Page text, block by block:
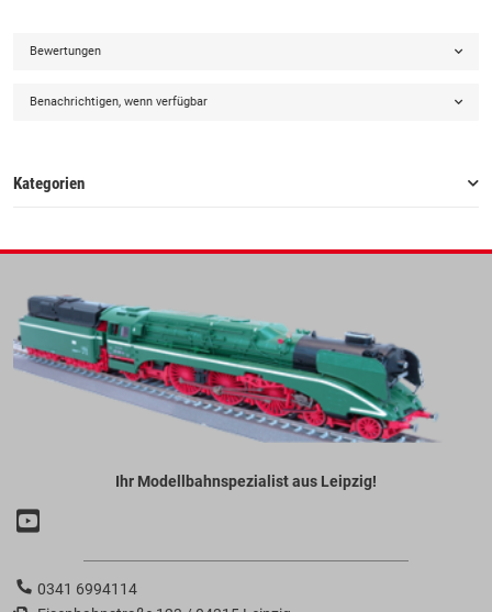
Bewertungen
Benachrichtigen, wenn verfügbar
Kategorien
Ihr Modellbahnspezialist aus Leipzig!
0341 6994114